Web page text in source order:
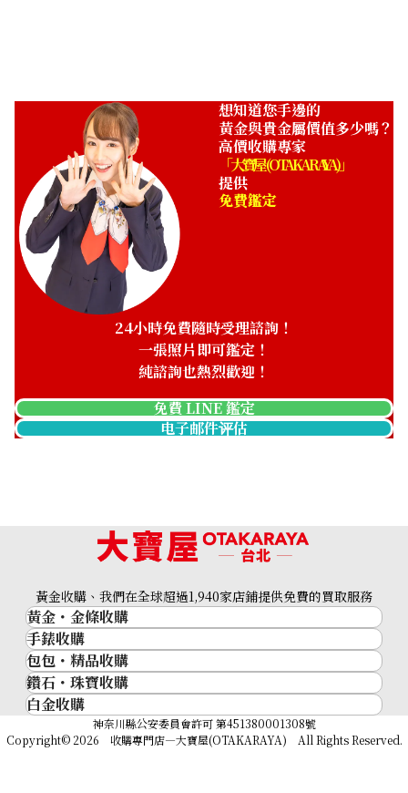
想知道您手邊的
黃金與貴金屬價值多少嗎？
高價收購專家
「大寶屋 (OTAKARAYA)」
提供
免費鑑定
24小時免費隨時受理諮詢！
一張照片即可鑑定！
純諮詢也熱烈歡迎！
免費 LINE 鑑定
电子邮件评估
黃金收購、我們在全球超過1,940家店鋪提供免費的買取服務
黃金・金條收購
黃金與貴金屬
金的錠
金幣
黃金過去10年
黃金飾品
手錶收購
名牌手錶
Rolex
Patek Philippe
Audemars Piguet
包包・精品收購
品牌精品
Cartier
LOUIS VUITTON
Hermès
鑽石・珠寶收購
鑽石･珠寶
祖母綠（翠玉）
白金收購
神奈川縣公安委員會許可 第451380001308號
Copyright© 2026 收購專門店—大寶屋(OTAKARAYA) All Rights Reserved.